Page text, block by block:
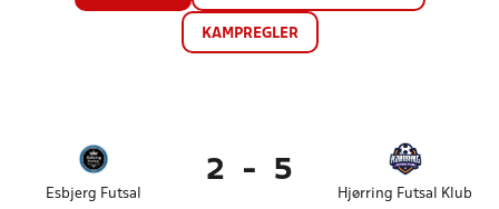
KAMPREGLER
Esbjerg Futsal
2 - 5
Hjørring Futsal Klub